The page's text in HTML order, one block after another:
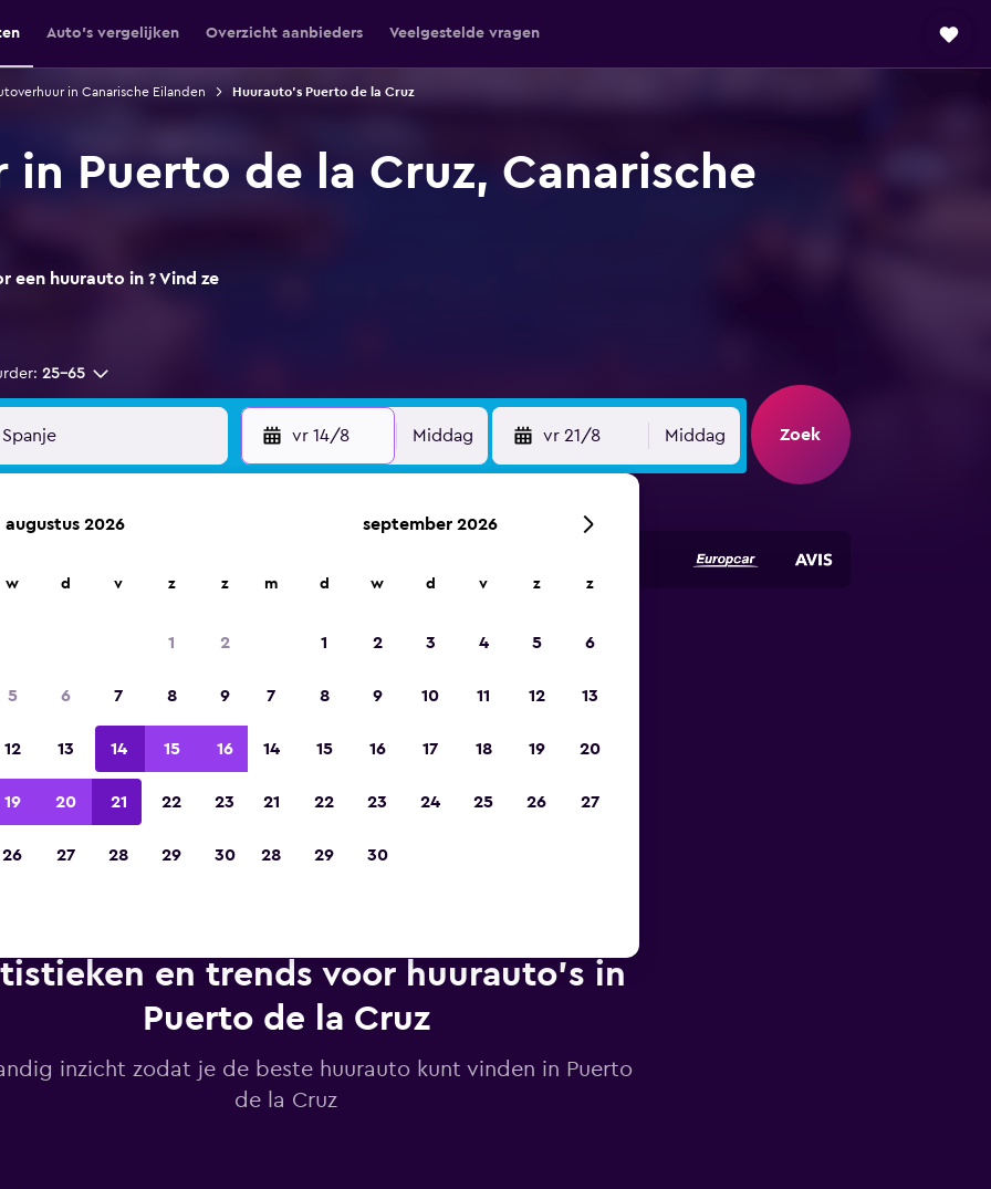
Auto's vergelijken Overzicht aanbieders Veelgestelde vragen
in Canarische Eilanden Huurauto's Puerto de la Cruz
in Puerto de la Cruz, Canarische
een huurauto in ? Vind ze
25-65
vr 14/8 Middag vr 21/8 Middag Zoek
meer dan 70.000 locaties met momondo.
app 2023
en trends voor huurauto's in
Puerto de la Cruz
inzicht zodat je de beste huurauto kunt vinden in Puerto
de la Cruz
augustus 2026
w d v z z
1 2
5 6 7 8 9
12 13 14 15 16
19 20 21 22 23
26 27 28 29 30
september 2026
m d w d v z z
1 2 3 4 5 6
7 8 9 10 11 12 13
14 15 16 17 18 19 20
21 22 23 24 25 26 27
28 29 30